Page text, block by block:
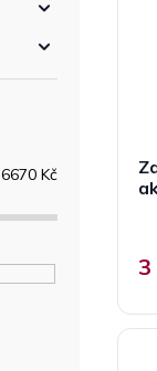
6670 Kč
3